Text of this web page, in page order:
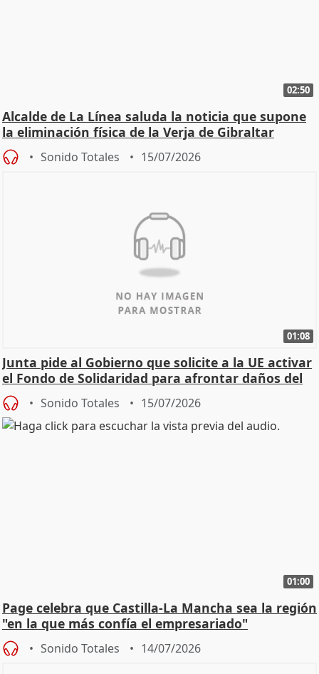
02:50
Alcalde de La Línea saluda la noticia que supone
la eliminación física de la Verja de Gibraltar
Sonido Totales 15/07/2026
01:08
Junta pide al Gobierno que solicite a la UE activar
el Fondo de Solidaridad para afrontar daños del
Sonido Totales 15/07/2026
01:00
Page celebra que Castilla-La Mancha sea la región
"en la que más confía el empresariado"
Sonido Totales 14/07/2026